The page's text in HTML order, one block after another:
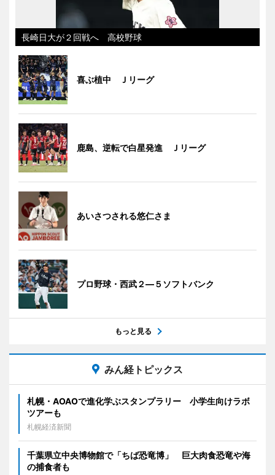
長崎日大が２回戦へ 高校野球
喜ぶ植中 Ｊリーグ
鹿島、逆転で白星発進 Ｊリーグ
あいさつされる悠仁さま
プロ野球・西武２―５ソフトバンク
もっと見る
みん経トピックス
札幌・AOAOで進化学ぶスタンプラリー 小学生向けラボ
ツアーも
札幌経済新聞
千葉県立中央博物館で「ちば恐竜博」 巨大肉食恐竜や海
の捕食者も